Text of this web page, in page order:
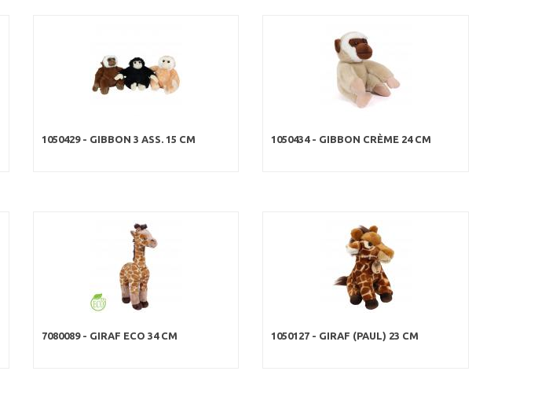
1050429 - GIBBON 3 ASS. 15 CM 1050434 - GIBBON CRÈME 24 CM
7080089 - GIRAF ECO 34 CM 1050127 - GIRAF (PAUL) 23 CM